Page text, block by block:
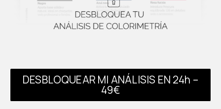
DESBLOQUEAR MI ANÁLISIS EN 24h –
49€